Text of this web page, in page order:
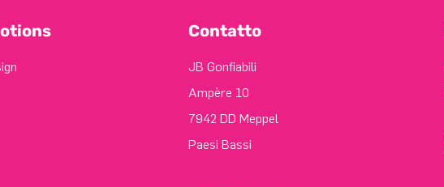
Contatto
JB Gonfiabili
Ampère 10
7942 DD Meppel
Paesi Bassi